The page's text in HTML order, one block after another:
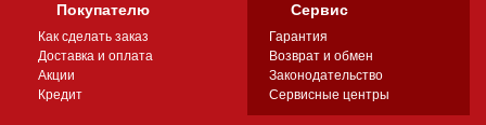
Покупателю
Как сделать заказ
Доставка и оплата
Акции
Кредит
Сервис
Гарантия
Возврат и обмен
Законодательство
Сервисные центры